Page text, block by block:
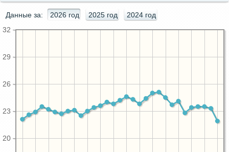
Данные за: 2026 год 2025 год 2024 год
20
23
26
29
32